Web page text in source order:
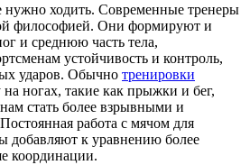
нужно ходить. Современные тренеры
философией. Они формируют и
и среднюю часть тела,
устойчивость и контроль,
ударов. Обычно тренировки
ногах, такие как прыжки и бег,
стать более взрывными и
работа с мячом для
добавляют к уравнению более
координации.